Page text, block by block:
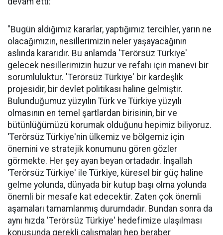
"Bugün aldığımız kararlar, yaptığımız tercihler, yarın ne
olacağımızın, nesillerimizin neler yaşayacağının
aslında kararıdır. Bu anlamda 'Terörsüz Türkiye'
gelecek nesillerimizin huzur ve refahı için manevi bir
sorumluluktur. 'Terörsüz Türkiye' bir kardeşlik
projesidir, bir devlet politikası haline gelmiştir.
Bulunduğumuz yüzyılın Türk ve Türkiye yüzyılı
olmasının en temel şartlardan birisinin, bir ve
bütünlüğümüzü korumak olduğunu hepimiz biliyoruz.
'Terörsüz Türkiye'nin ülkemiz ve bölgemiz için
önemini ve stratejik konumunu gören gözler
görmekte. Her şey ayan beyan ortadadır. İnşallah
'Terörsüz Türkiye' ile Türkiye, küresel bir güç haline
gelme yolunda, dünyada bir kutup başı olma yolunda
önemli bir mesafe kat edecektir. Zaten çok önemli
aşamaları tamamlanmış durumdadır. Bundan sonra da
aynı hızda 'Terörsüz Türkiye' hedefimize ulaşılması
konusunda gerekli çalışmaları hep beraber